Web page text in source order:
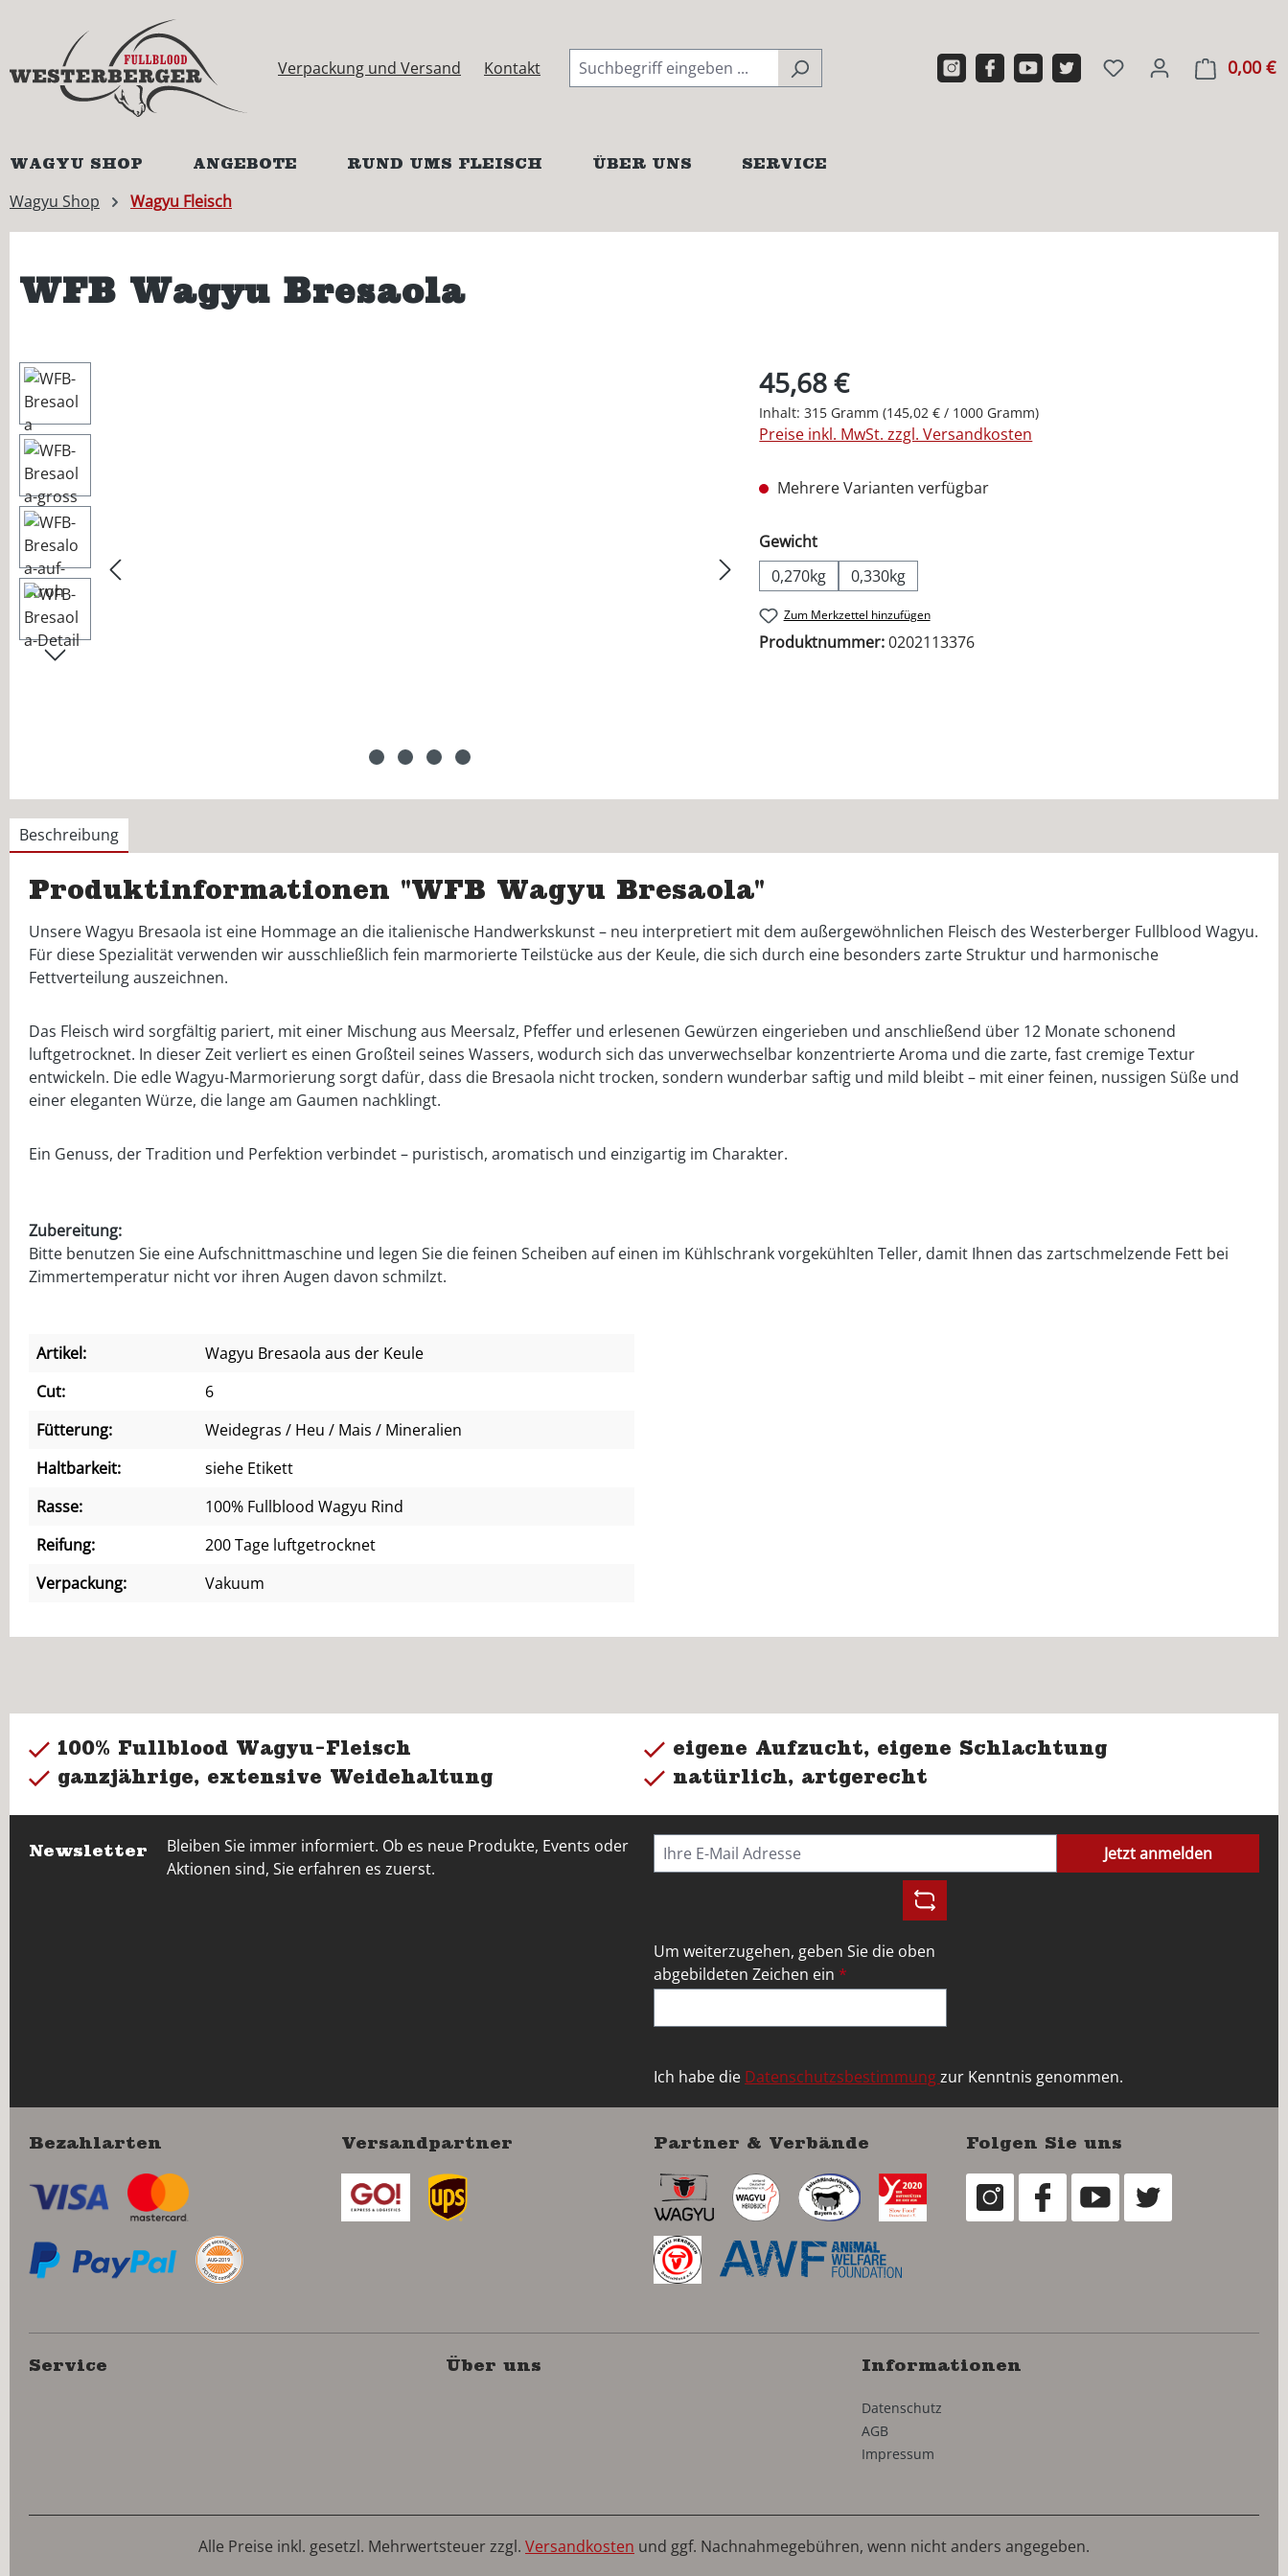
Zur Hauptnavigation springen
Verpackung und Versand Kontakt 0,00 €
WAGYU SHOP ANGEBOTE RUND UMS FLEISCH ÜBER UNS
SERVICE
Wagyu Shop
Wagyu Fleisch
WFB Wagyu Bresaola
Bildergalerie überspringen 45,68 €
Inhalt:315 Gramm(145,02 € / 1000 Gramm)
Preise inkl. MwSt. zzgl. Versandkosten
Mehrere Varianten verfügbar
Gewichtauswählen
0,270kg
0,330kg
Zum Merkzettel hinzufügen
Produktnummer:0202113376
Beschreibung
Produktinformationen "WFB Wagyu Bresaola"
Unsere Wagyu Bresaola ist eine Hommage an die italienische Handwerkskunst – neu interpretiert mit dem außergewöhnlichen Fleisch des Westerberger Fullblood Wagyu.
Für diese Spezialität verwenden wir ausschließlich fein marmorierte Teilstücke aus der Keule, die sich durch eine besonders zarte Struktur und harmonische
Fettverteilung auszeichnen.
Das Fleisch wird sorgfältig pariert, mit einer Mischung aus Meersalz, Pfeffer und erlesenen Gewürzen eingerieben und anschließend über 12 Monate schonend
luftgetrocknet. In dieser Zeit verliert es einen Großteil seines Wassers, wodurch sich das unverwechselbar konzentrierte Aroma und die zarte, fast cremige Textur
entwickeln. Die edle Wagyu-Marmorierung sorgt dafür, dass die Bresaola nicht trocken, sondern wunderbar saftig und mild bleibt – mit einer feinen, nussigen Süße und
einer eleganten Würze, die lange am Gaumen nachklingt.
Ein Genuss, der Tradition und Perfektion verbindet – puristisch, aromatisch und einzigartig im Charakter.
Zubereitung:
Bitte benutzen Sie eine Aufschnittmaschine und legen Sie die feinen Scheiben auf einen im Kühlschrank vorgekühlten Teller, damit Ihnen das zartschmelzende Fett bei
Zimmertemperatur nicht vor ihren Augen davon schmilzt.
Artikel:
Wagyu Bresaola aus der Keule
Cut:
6
Fütterung:
Weidegras / Heu / Mais / Mineralien
Haltbarkeit:
siehe Etikett
Rasse:
100% Fullblood Wagyu Rind
Reifung:
200 Tage luftgetrocknet
Verpackung:
Vakuum
100% Fullblood Wagyu-Fleisch
eigene Aufzucht, eigene Schlachtung
ganzjährige, extensive Weidehaltung
natürlich, artgerecht
Newsletter
Bleiben Sie immer informiert. Ob es neue Produkte, Events oder
Aktionen sind, Sie erfahren es zuerst.
Jetzt anmelden
Um weiterzugehen, geben Sie die oben
abgebildeten Zeichen ein *
Ich habe die Datenschutzsbestimmungzur Kenntnis genommen.
Bezahlarten Versandpartner Partner & Verbände Folgen Sie uns
Service Über uns Informationen
Datenschutz
AGB
Impressum
Alle Preise inkl. gesetzl. Mehrwertsteuer zzgl. Versandkosten und ggf. Nachnahmegebühren, wenn nicht anders angegeben.